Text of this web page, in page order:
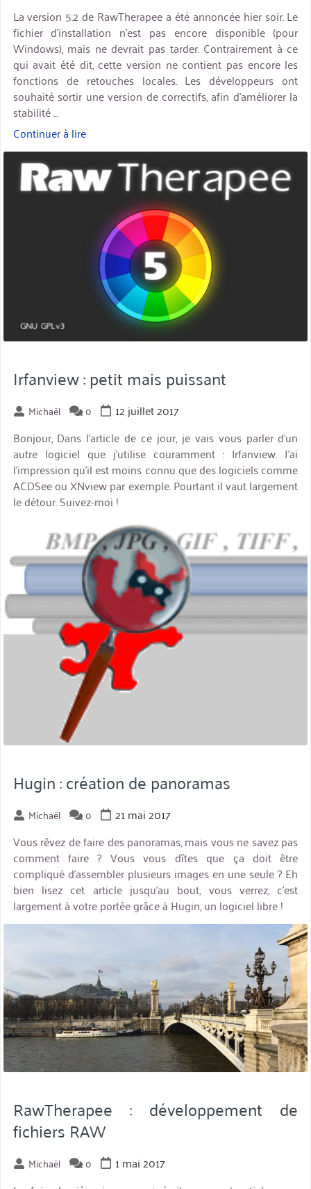
La version 5.2 de RawTherapee a été annoncée hier soir. Le
fichier d’installation n’est pas encore disponible (pour
Windows), mais ne devrait pas tarder. Contrairement à ce
qui avait été dit, cette version ne contient pas encore les
fonctions de retouches locales. Les développeurs ont
souhaité sortir une version de correctifs, afin d’améliorer la
stabilité …
Continuer à lire« RawTherapee
5.2 »
miniature
Irfanview : petit mais puissant
Michaël 0
12 juillet 2017
Bonjour, Dans l’article de ce jour, je vais vous parler d’un
autre logiciel que j’utilise couramment : Irfanview. J’ai
l’impression qu’il est moins connu que des logiciels comme
ACDSee ou XNview par exemple. Pourtant il vaut largement
le détour. Suivez-moi !
miniature
Hugin : création de panoramas
Michaël 0
21 mai 2017
Vous rêvez de faire des panoramas, mais vous ne savez pas
comment faire ? Vous vous dîtes que ça doit être
compliqué d’assembler plusieurs images en une seule ? Eh
bien lisez cet article jusqu’au bout, vous verrez, c’est
largement à votre portée grâce à Hugin, un logiciel libre !
RawTherapee : développement de
fichiers RAW
Michaël 0
1 mai 2017